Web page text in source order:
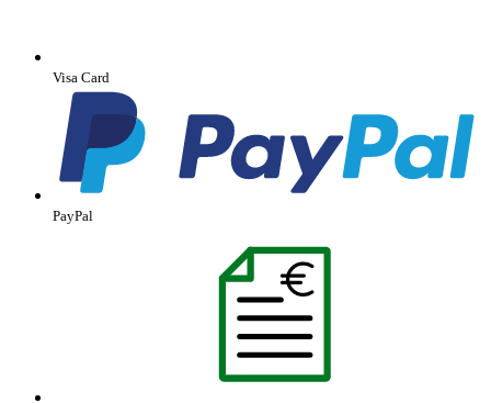
Visa Card
PayPal